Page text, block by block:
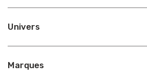
Univers
Marques